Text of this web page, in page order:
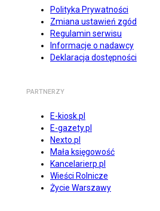
Polityka Prywatności
Zmiana ustawień zgód
Regulamin serwisu
Informacje o nadawcy
Deklaracja dostępności
PARTNERZY
E-kiosk.pl
E-gazety.pl
Nexto.pl
Mała księgowość
Kancelarierp.pl
Wieści Rolnicze
Życie Warszawy